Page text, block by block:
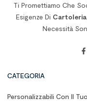
Ti Promettiamo Che
Esigenze Di Cartoleria
Necessità
CATEGORIA
Personalizzabili Con Il Tuo